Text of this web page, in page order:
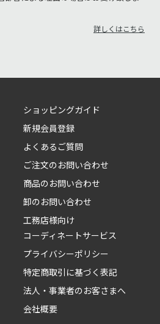
詳しくはこちら
ショッピングガイド
新規会員登録
よくあるご質問
ご注文のお問い合わせ
商品のお問い合わせ
卸のお問い合わせ
工務店様向け
コーディネートサービス
プライバシーポリシー
特定商取引に基づく表記
法人・事業者のお客さまへ
会社概要